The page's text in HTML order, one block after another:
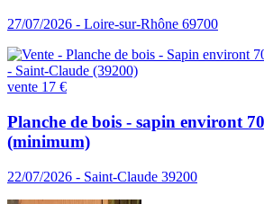
27/07/2026 - Loire-sur-Rhône 69700
vente 17 €
Planche de bois - sapin environt
(minimum)
22/07/2026 - Saint-Claude 39200